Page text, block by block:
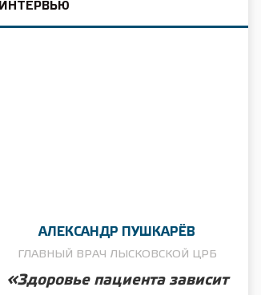
ИНТЕРВЬЮ
АЛЕКСАНДР ПУШКАРЁВ
ГЛАВНЫЙ ВРАЧ ЛЫСКОВСКОЙ ЦРБ
«Здоровье пациента зависит